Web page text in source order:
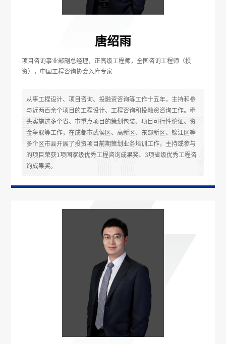
唐绍雨
项目咨询事业部副总经理，正高级工程师，全国咨询工程师（投
资），中国工程咨询协会入库专家
从事工程设计、项目咨询、投融资咨询等工作十五年，主持和参
与近两百余个项目的工程设计、工程咨询和投融资咨询工作。牵
头实施过多个省、市重点项目的策划包装、项目可行性论证、资
金争取等工作，在成都市武侯区、高新区、东部新区、锦江区等
多个区市县开展了投资项目前期策划业务培训工作，主持或参与
的项目荣获1项国家级优秀工程咨询成果奖、3项省级优秀工程咨
询成果奖。